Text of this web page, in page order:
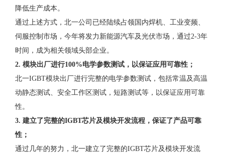
降低生产成本。
通过上述方式，北一公司已经陆续占领国内焊机、工业变频、
伺服控制市场，今年将发力新能源汽车及光伏市场，通过2-3年
时间，成为相关领域头部企业。
2. 模块出厂进行100%电学参数测试，以保证应用可靠性；
北一IGBT模块出厂进行完整的电学参数测试，包括常温及高温
动静态测试、安全工作区测试，短路测试等，以保证应用可靠
性。
3. 建立了完整的IGBT芯片及模块开发流程，保证了产品可靠
性；
通过几年的努力，北一建立了完整的IGBT芯片及模块开发流